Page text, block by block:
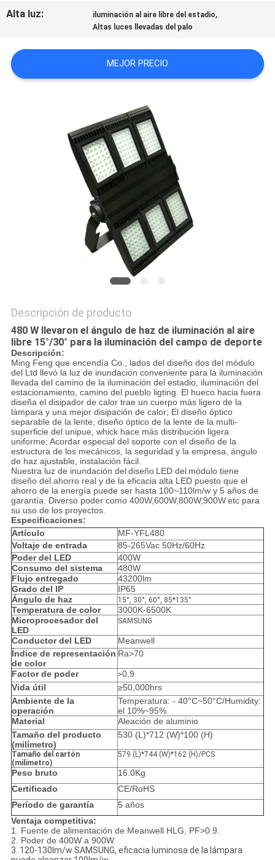
PIDA
CITA
Alta luz: iluminación al aire libre del estadio,
Altas luces llevadas del palo
MEJOR PRECIO
Descripción de producto
480 W llevaron el ángulo de haz de iluminación al aire
libre 15°/30° para la iluminación del campo de deporte
Descripción:
Ming Feng que encendía Co., lados del diseño dos del módulo
del Ltd llevó la luz de inundación conveniente para la iluminación
llevada del camino de la iluminación del estadio, iluminación del
estacionamiento, camino del pueblo ligting. El hueco hacia fuera
diseña el disipador de calor trae un cuerpo más ligero de la
lámpara y una mejor disipación de calor; El diseño óptico
separable de la lente, diseño óptico de la lente de la multi-
superficie del unipue, whick hace más distribución ligera
uniforme; Acordar especial del soporte con el diseño de la
estructura de los mecánicos, la seguridad y la empresa, ángulo
de haz ajustable, instalación fácil.
Nuestra luz de inundación deldiseño LED del módulo tiene
diseño del ahorro real y de la eficacia alta LED puesto que el
ahorro de la energía puede ser hasta 100~110lm/w y 5 años de
garantía. Diverso poder como 400W,600W,800W,900Wetc para
su uso de los proyectos.
Especificaciones:
Artículo
MF-YFL480
Voltaje de entrada
85-265Vac 50Hz/60Hz
Poder del LED
400W
Consumo del sistema
480W
Flujo entregado
43200lm
Grado del IP
IP65
Ángulo de haz
15°, 30°, 60°, 85*135°
Temperatura de color
3000K-6500K
Microprocesador del
LED
SAMSUNG
Conductor del LED
Meanwell
Índice de representación
de color
Ra>70
Factor de poder >0,9
Vida útil
≥50,000hrs
Ambiente de la
operación
Temperatura: - 40°C~50°C/Humidity:
el 10%~95%
Material
Aleación de aluminio
Tamaño del producto
(milímetro)
530 (L)*712 (W)*100 (H)
Tamaño del cartón
(milímetro)
579 (L)*744 (W)*162 (H)/PCS
Peso bruto
16.0Kg
Certificado
CE/RoHS
Período de garantía
5 años
Ventaja competitiva:
1. Fuente de alimentación de Meanwell HLG, PF>0.9.
2. Poder de 400W a 900W.
3. 120-130lm/w SAMSUNG, eficacia luminosa de la lámpara